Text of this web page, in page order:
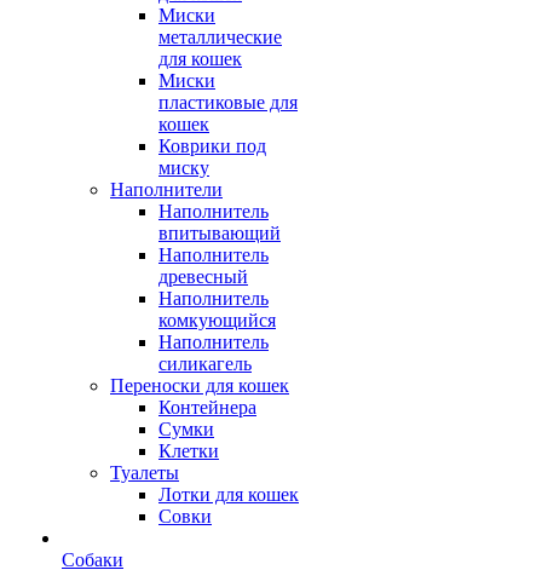
Миски
металлические
для кошек
Миски
пластиковые для
кошек
Коврики под
миску
Наполнители
Наполнитель
впитывающий
Наполнитель
древесный
Наполнитель
комкующийся
Наполнитель
силикагель
Переноски для кошек
Контейнера
Сумки
Клетки
Туалеты
Лотки для кошек
Совки
Собаки